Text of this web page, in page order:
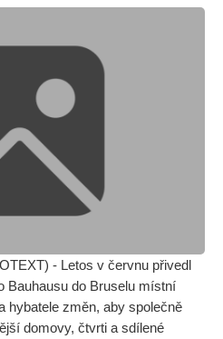
- Letos v červnu přivedl
Bauhausu do Bruselu místní
hybatele změn, aby společně
domovy, čtvrti a sdílené